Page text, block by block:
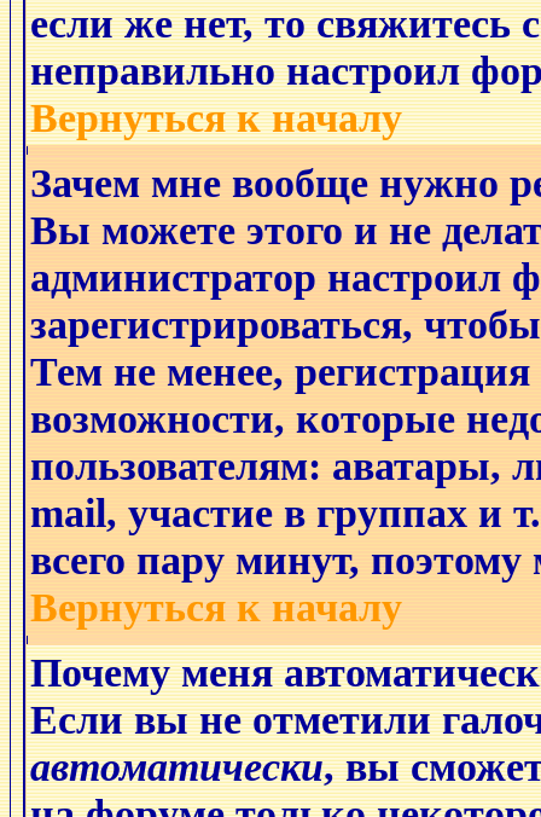
если же нет, то свяжитесь
неправильно настроил
Вернуться к началу
Зачем мне вообще нужно
Вы можете этого и не
администратор
зарегистрироваться,
Тем не менее,
возможности, которые
пользователям: аватары,
mail, участие в группах и
всего пару минут,
Вернуться к началу
Почему меня
Если вы не отметили
автоматически, вы